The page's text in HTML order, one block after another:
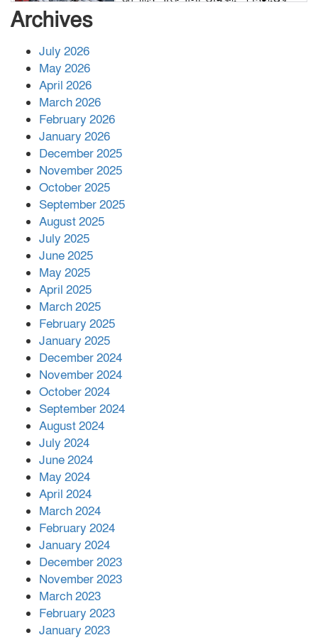
পর ফোন তারেক রহমানের,গ্যাস সঙ্কট
সহায়তা দিলেন সাচিং প্রু জেরী
Archives
July 2026
May 2026
April 2026
March 2026
February 2026
January 2026
December 2025
November 2025
October 2025
September 2025
August 2025
July 2025
June 2025
May 2025
April 2025
March 2025
February 2025
January 2025
December 2024
November 2024
October 2024
September 2024
August 2024
July 2024
June 2024
May 2024
April 2024
March 2024
February 2024
January 2024
December 2023
November 2023
March 2023
February 2023
January 2023